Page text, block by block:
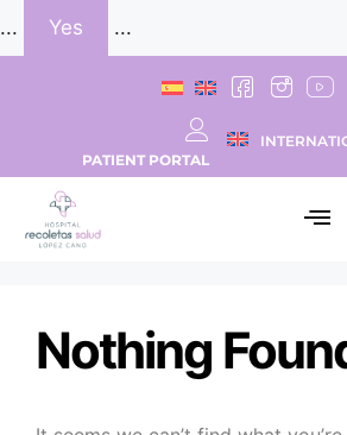
... Yes ...
PATIENT PORTAL
Nothing